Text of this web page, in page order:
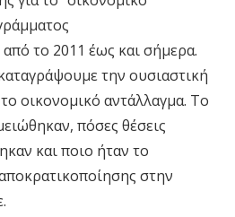
το 2011 έως και σήμερα.
την ουσιαστική
οικονομικό αντάλλαγμα. Το
πόσες θέσεις
και ποιο ήταν το
στην